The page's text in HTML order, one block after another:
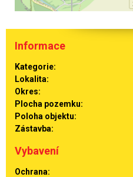
Informace
Kategorie:
Lokalita:
Okres:
Plocha pozemku:
Poloha objektu:
Zástavba:
Vybavení
Ochrana: